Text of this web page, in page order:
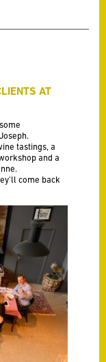
AT
tastings, a
and a
come back